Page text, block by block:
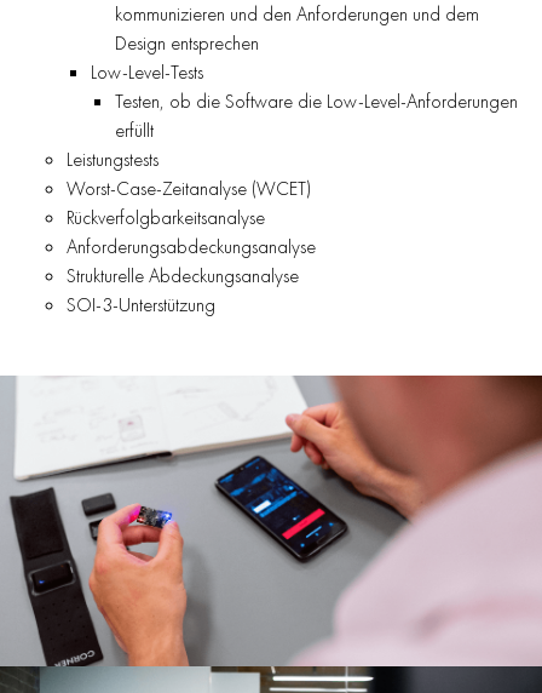
kommunizieren und den Anforderungen und dem
Design entsprechen
Low-Level-Tests
Testen, ob die Software die Low-Level-Anforderungen
erfüllt
Leistungstests
Worst-Case-Zeitanalyse (WCET)
Rückverfolgbarkeitsanalyse
Anforderungsabdeckungsanalyse
Strukturelle Abdeckungsanalyse
SOI-3-Unterstützung